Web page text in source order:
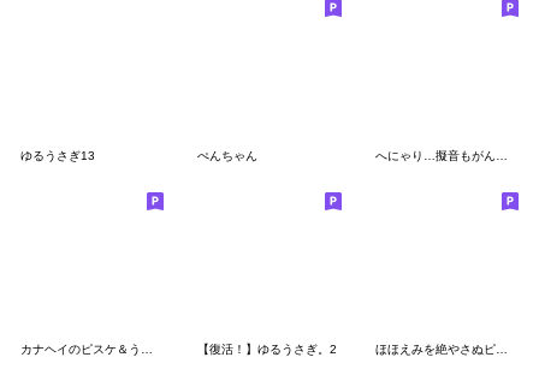
ゆるうさぎ13 ぺんちゃん
カナヘイのピスケ＆うさぎ夏休みスタンプ 【復活！】ゆるうさぎ。2 ほほえみを絶やさぬピスケとうさぎ